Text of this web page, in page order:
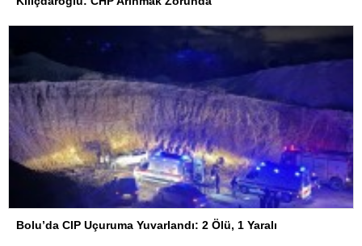
Bolu’da CIP Uçuruma Yuvarlandı: 2 Ölü, 1 Yaralı